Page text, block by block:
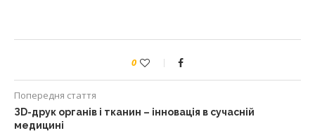
0
Попередня стаття
ЗD-друк органів і тканин – інновація в сучасній
медицині